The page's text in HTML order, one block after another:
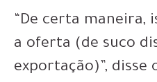
“De certa maneira,
a oferta (de suco
exportação)”,